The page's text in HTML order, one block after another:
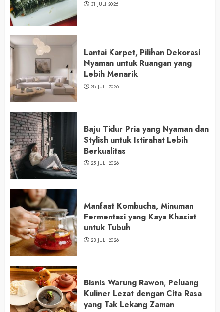
31 JULI 2026
Lantai Karpet, Pilihan Dekorasi
Nyaman untuk Ruangan yang
Lebih Menarik
28 JULI 2026
Baju Tidur Pria yang Nyaman dan
Stylish untuk Istirahat Lebih
Berkualitas
25 JULI 2026
Manfaat Kombucha, Minuman
Fermentasi yang Kaya Khasiat
untuk Tubuh
23 JULI 2026
Bisnis Warung Rawon, Peluang
Kuliner Lezat dengan Cita Rasa
yang Tak Lekang Zaman